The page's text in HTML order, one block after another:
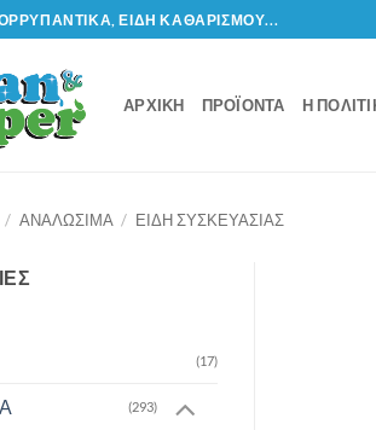
ΕΊΔΗ ΚΑΘΑΡΙΣΜΟΎ...
ΑΡΧΙΚΉ ΠΡΟΪΌΝΤΑ Η
/ ΑΝΑΛΩΣΙΜΑ / ΕΙΔΗ ΣΥΣΚΕΥΑΣΙΑΣ
(17)
(293)